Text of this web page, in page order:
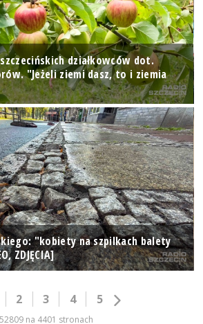
działkowców dot.
"Jeżeli ziemi dasz, to i ziemia
"kobiety na szpilkach balety
ZDJĘCIA]
2 3 4 5
52809 na 4401 stronach